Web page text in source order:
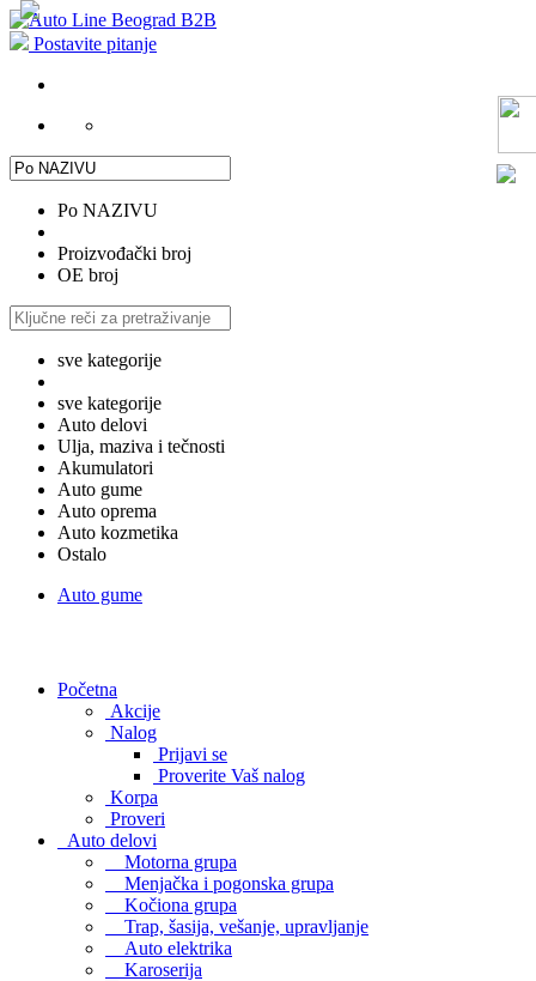
Postavite pitanje
Po NAZIVU
Proizvođački broj
OE broj
sve kategorije
sve kategorije
Auto delovi
Ulja, maziva i tečnosti
Akumulatori
Auto gume
Auto oprema
Auto kozmetika
Ostalo
Auto gume
Početna
Akcije
Nalog
Prijavi se
Proverite Vaš nalog
Korpa
Proveri
Auto delovi
Motorna grupa
Menjačka i pogonska grupa
Kočiona grupa
Trap, šasija, vešanje, upravljanje
Auto elektrika
Karoserija